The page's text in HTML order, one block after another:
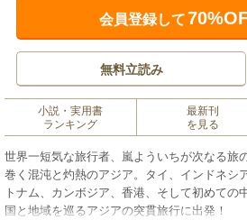
会員登録して
無料立読み
小説・実用書
ランキング
最新刊
を見る
世界一短気な旅行者、嵐よういちが次なる旅
巻く混沌と灼熱のアジア。タイ、インドネシ
トナム、カンボジア、香港、そして初めての
国と地域を巡るアジアの突貫旅行に出発！